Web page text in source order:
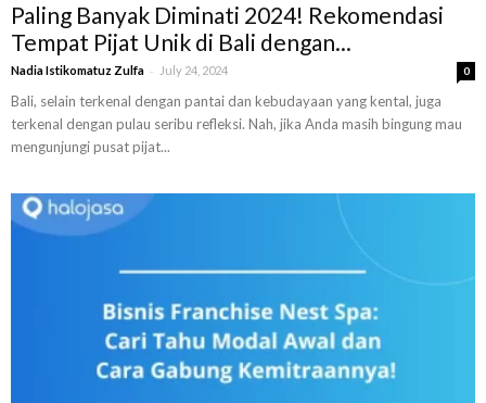
Paling Banyak Diminati 2024! Rekomendasi
Tempat Pijat Unik di Bali dengan...
Nadia Istikomatuz Zulfa - July 24, 2024 0
Bali, selain terkenal dengan pantai dan kebudayaan yang kental, juga
terkenal dengan pulau seribu refleksi. Nah, jika Anda masih bingung mau
mengunjungi pusat pijat...